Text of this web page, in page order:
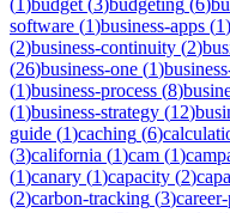
software (1)business-apps (1)
(2)business-continuity (2)
(26)business-one (1)
(1)business-process (8)
(1)business-strategy (12)
guide (1)caching (6)
(3)california (1)cam (1)
(1)canary (1)capacity (2)
(2)carbon-tracking (3)